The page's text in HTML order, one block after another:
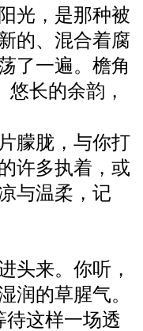
光，是那种被
的、混合着腐
了一遍。檐角
长的余韵，
朦胧，与你打
许多执着，或
与温柔，记
头来。你听，
润的草腥气。
待这样一场透